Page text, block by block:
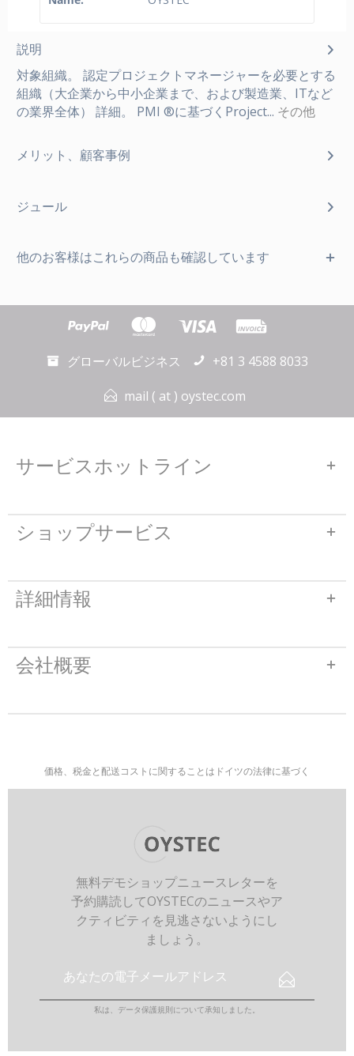
説明
対象組織。 認定プロジェクトマネージャーを必要とする
組織（大企業から中小企業まで、および製造業、ITなど
の業界全体） 詳細。 PMI ®に基づくProject... その他
メリット、顧客事例
ジュール
他のお客様はこれらの商品も確認しています
グローバルビジネス
+81 3 4588 8033
mail ( at ) oystec.com
サービスホットライン
ショップサービス
詳細情報
会社概要
価格、税金と配送コストに関することはドイツの法律に基づく
無料デモショップニュースレターを
予約購読してOYSTECのニュースやア
クティビティを見逃さないようにし
ましょう。
私は、 データ保護規則について承知しました。